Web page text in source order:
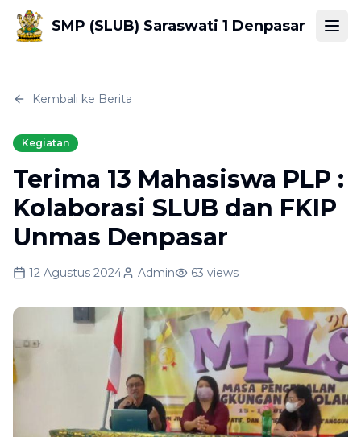
SMP (SLUB) Saraswati 1 Denpasar
Kembali ke Berita
Kegiatan
Terima 13 Mahasiswa PLP :
Kolaborasi SLUB dan FKIP
Unmas Denpasar
12 Agustus 2024 Admin 63 views